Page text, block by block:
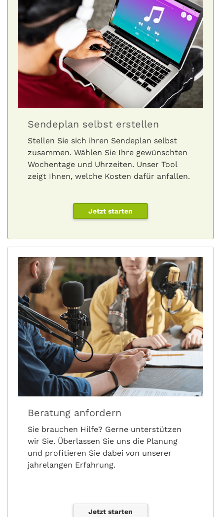
Sendeplan selbst erstellen
Stellen Sie sich ihren Sendeplan selbst
zusammen. Wählen Sie Ihre gewünschten
Wochentage und Uhrzeiten. Unser Tool
zeigt Ihnen, welche Kosten dafür anfallen.
Jetzt starten
Beratung anfordern
Sie brauchen Hilfe? Gerne unterstützen
wir Sie. Überlassen Sie uns die Planung
und profitieren Sie dabei von unserer
jahrelangen Erfahrung.
Jetzt starten